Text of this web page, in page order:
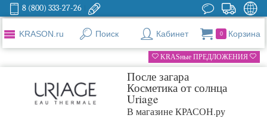
8 (800) 333-27-26
KRASON.ru Поиск Кабинет 0 Корзина
KRASные ПРЕДЛОЖЕНИЯ
После загара
Косметика от солнца
Uriage
В магазине КРАСОН.ру